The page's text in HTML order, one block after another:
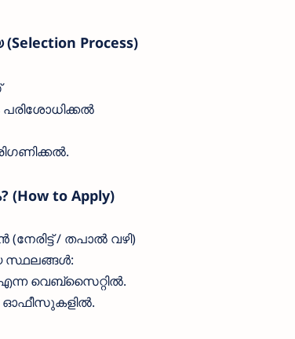
Process)
to Apply)
/ തപാൽ വഴി)
സ്ഥലങ്ങൾ:
എന്ന വെബ്സൈറ്റിൽ.
ഓഫീസുകളിൽ.